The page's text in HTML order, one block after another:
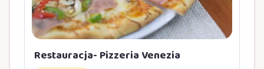
Restauracja- Pizzeria Venezia